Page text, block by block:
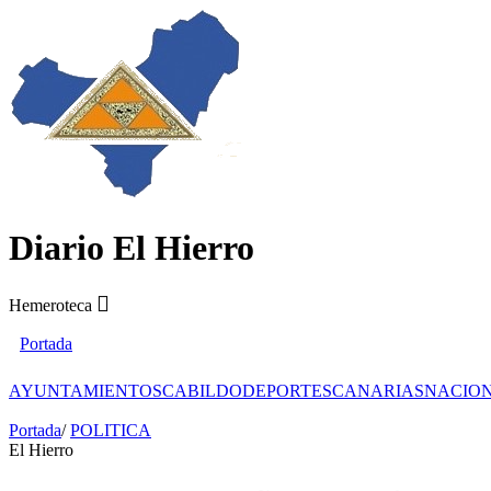
Diario El Hierro
Hemeroteca
Portada
AYUNTAMIENTOSCABILDODEPORTESCANARIAS
Portada/ POLITICA
El Hierro